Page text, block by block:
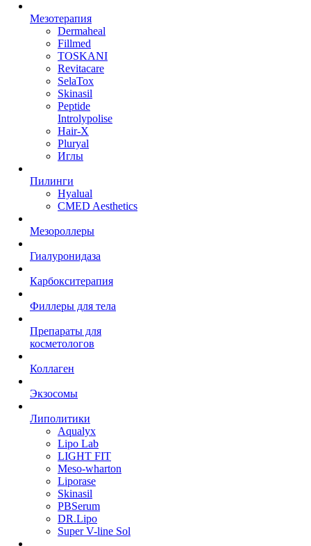
Мезотерапия
Dermaheal
Fillmed
TOSKANI
Revitacare
SelaTox
Skinasil
Peptide
Introlypolise
Hair-X
Pluryal
Иглы
Пилинги
Hyalual
CMED Aesthetics
Мезороллеры
Гиалуронидаза
Карбокситерапия
Филлеры для тела
Препараты для
косметологов
Коллаген
Экзосомы
Липолитики
Aqualyx
Lipo Lab
LIGHT FIT
Meso-wharton
Liporase
Skinasil
PBSerum
DR.Lipo
Super V-line Sol